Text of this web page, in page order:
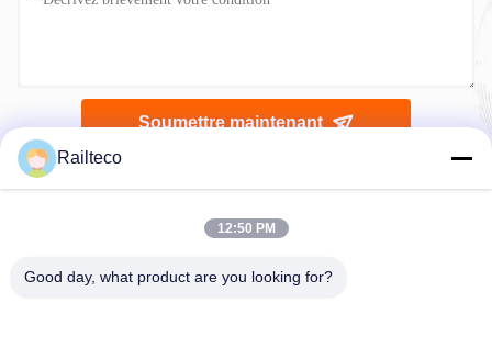
Soumettre maintenant
Railteco
12:50 PM
Good day, what product are you looking for?